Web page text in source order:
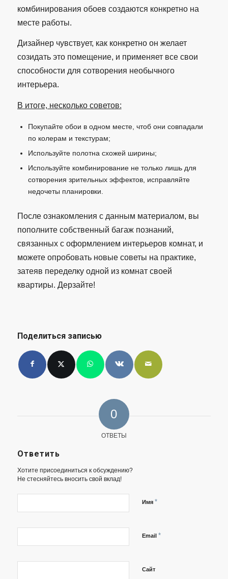
комбинирования обоев создаются конкретно на
месте работы.
Дизайнер чувствует, как конкретно он желает
созидать это помещение, и применяет все свои
способности для сотворения необычного
интерьера.
В итоге, несколько советов:
Покупайте обои в одном месте, чтоб они совпадали
по колерам и текстурам;
Используйте полотна схожей ширины;
Используйте комбинирование не только лишь для
сотворения зрительных эффектов, исправляйте
недочеты планировки.
После ознакомления с данным материалом, вы
пополните собственный багаж познаний,
связанных с оформлением интерьеров комнат, и
можете опробовать новые советы на практике,
затеяв переделку одной из комнат своей
квартиры. Дерзайте!
Поделиться записью
0
ОТВЕТЫ
Ответить
Хотите присоединиться к обсуждению?
Не стесняйтесь вносить свой вклад!
Имя *
Email *
Сайт